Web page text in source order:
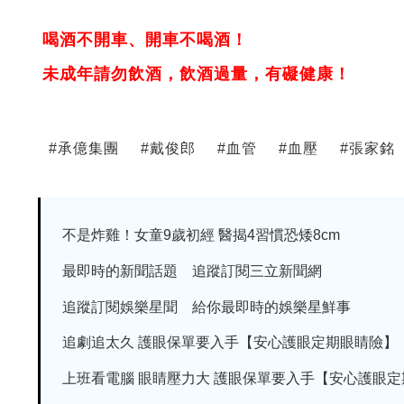
喝酒不開車、開車不喝酒！
未成年請勿飲酒，飲酒過量，有礙健康！
#承億集團 #戴俊郎 #血管 #血壓 #張家銘
不是炸雞！女童9歲初經 醫揭4習慣恐矮8cm
最即時的新聞話題 追蹤訂閱三立新聞網
追蹤訂閱娛樂星聞 給你最即時的娛樂星鮮事
追劇追太久 護眼保單要入手【安心護眼定期眼睛險】
上班看電腦 眼睛壓力大 護眼保單要入手【安心護眼定